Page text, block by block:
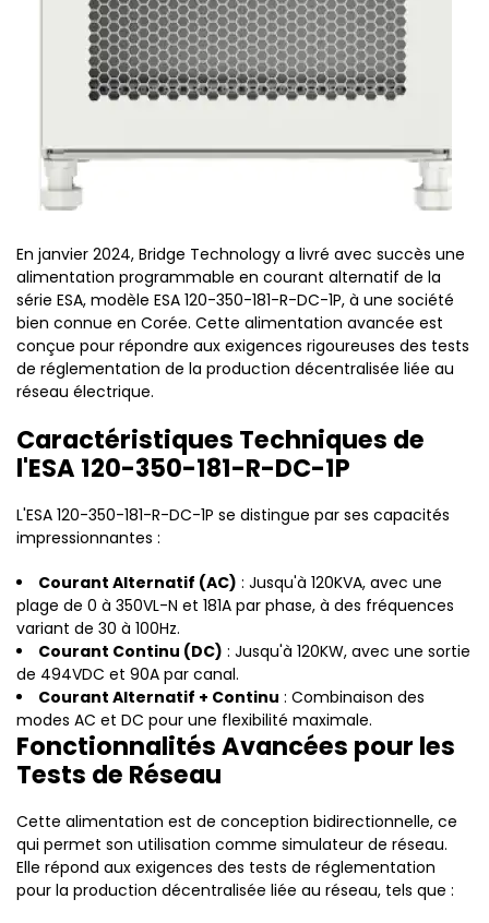
En janvier 2024, Bridge Technology a livré avec succès une
alimentation programmable en courant alternatif de la
série ESA, modèle ESA 120-350-181-R-DC-1P, à une société
bien connue en Corée. Cette alimentation avancée est
conçue pour répondre aux exigences rigoureuses des tests
de réglementation de la production décentralisée liée au
réseau électrique.
Caractéristiques Techniques de
l'ESA 120-350-181-R-DC-1P
L'ESA 120-350-181-R-DC-1P se distingue par ses capacités
impressionnantes :
Courant Alternatif (AC) : Jusqu'à 120KVA, avec une
plage de 0 à 350VL-N et 181A par phase, à des fréquences
variant de 30 à 100Hz.
Courant Continu (DC) : Jusqu'à 120KW, avec une sortie
de 494VDC et 90A par canal.
Courant Alternatif + Continu : Combinaison des
modes AC et DC pour une flexibilité maximale.
Fonctionnalités Avancées pour les
Tests de Réseau
Cette alimentation est de conception bidirectionnelle, ce
qui permet son utilisation comme simulateur de réseau.
Elle répond aux exigences des tests de réglementation
pour la production décentralisée liée au réseau, tels que :